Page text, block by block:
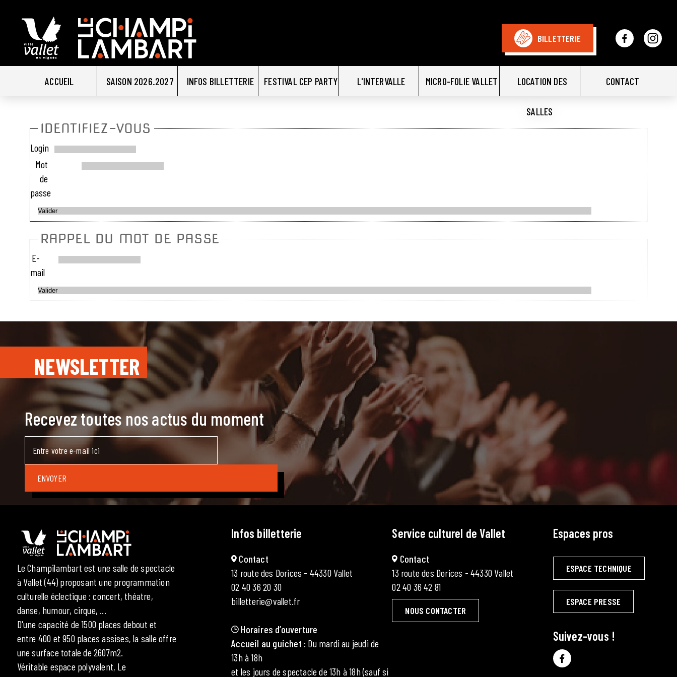
BILLETTERIE
ACCUEIL SAISON 2026.2027 INFOS BILLETTERIE FESTIVAL CEP PARTY L'INTERVALLE MICRO-FOLIE VALLET LOCATION DES
SALLES
CONTACT
IDENTIFIEZ-VOUS
Login
Mot
de
passe
RAPPEL DU MOT DE PASSE
E-
mail
NEWSLETTER
Recevez toutes nos actus du moment
Le Champilambart est une salle de spectacle
à Vallet (44) proposant une programmation
culturelle éclectique : concert, théatre,
danse, humour, cirque, ...
D'une capacité de 1500 places debout et
entre 400 et 950 places assises, la salle offre
une surface totale de 2607m2.
Véritable espace polyvalent, Le
Infos billetterie
Contact
13 route des Dorices - 44330 Vallet
02 40 36 20 30
billetterie@vallet.fr
Horaires d’ouverture
Accueil au guichet : Du mardi au jeudi de
13h à 18h
et les jours de spectacle de 13h à 18h (sauf si
Service culturel de Vallet
Contact
13 route des Dorices - 44330 Vallet
02 40 36 42 81
NOUS CONTACTER
Espaces pros
ESPACE TECHNIQUE
ESPACE PRESSE
Suivez-vous !